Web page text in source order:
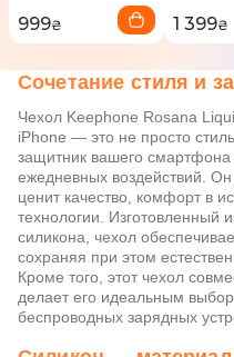
999₴ 1 399₴
Сочетание стиля и
Чехол Keephone Rosana
iPhone — это не просто
защитник вашего
ежедневных воздействий.
ценит качество, комфорт в
технологии. Изготовленный
силикона, чехол
сохраняя при этом
Кроме того, этот чехол
делает его идеальным
беспроводных зарядных